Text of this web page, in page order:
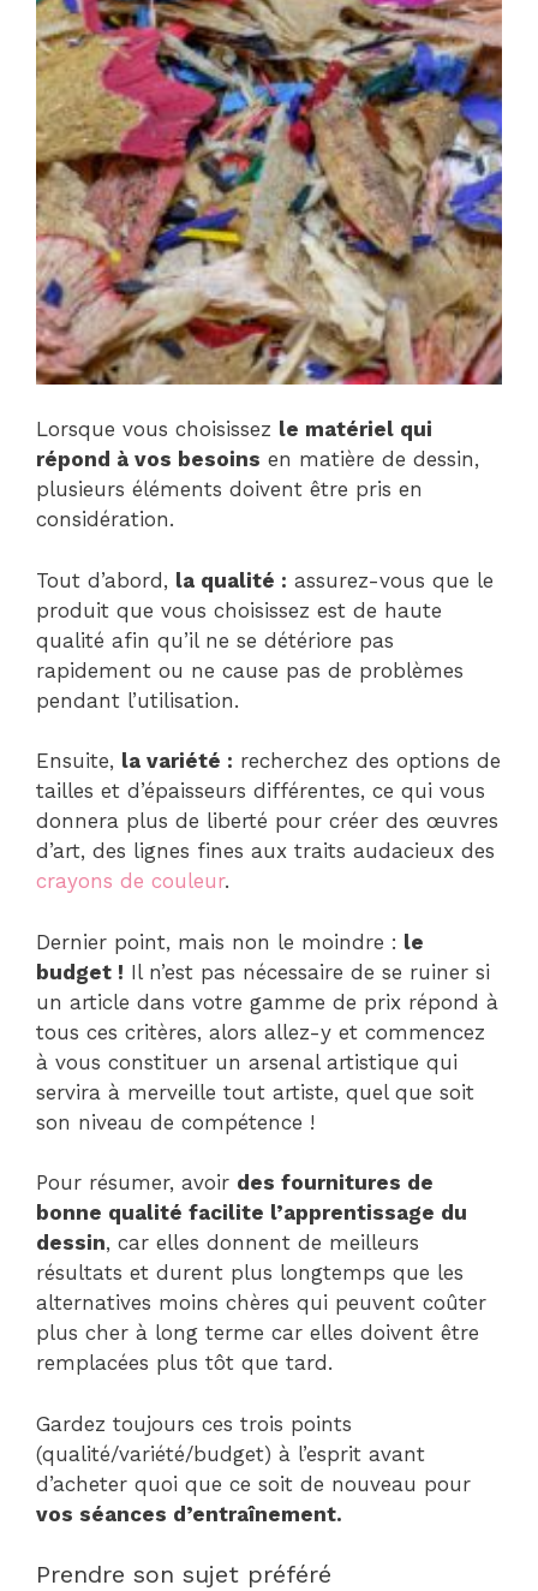
Lorsque vous choisissez le matériel qui
répond à vos besoins en matière de dessin,
plusieurs éléments doivent être pris en
considération.
Tout d’abord, la qualité : assurez-vous que le
produit que vous choisissez est de haute
qualité afin qu’il ne se détériore pas
rapidement ou ne cause pas de problèmes
pendant l’utilisation.
Ensuite, la variété : recherchez des options de
tailles et d’épaisseurs différentes, ce qui vous
donnera plus de liberté pour créer des œuvres
d’art, des lignes fines aux traits audacieux des
crayons de couleur.
Dernier point, mais non le moindre : le
budget ! Il n’est pas nécessaire de se ruiner si
un article dans votre gamme de prix répond à
tous ces critères, alors allez-y et commencez
à vous constituer un arsenal artistique qui
servira à merveille tout artiste, quel que soit
son niveau de compétence !
Pour résumer, avoir des fournitures de
bonne qualité facilite l’apprentissage du
dessin, car elles donnent de meilleurs
résultats et durent plus longtemps que les
alternatives moins chères qui peuvent coûter
plus cher à long terme car elles doivent être
remplacées plus tôt que tard.
Gardez toujours ces trois points
(qualité/variété/budget) à l’esprit avant
d’acheter quoi que ce soit de nouveau pour
vos séances d’entraînement.
Prendre son sujet préféré